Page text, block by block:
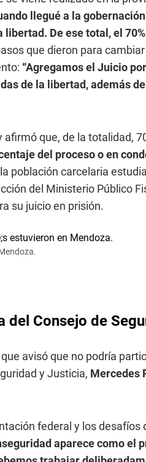
llegué a la
De ese total, el
que dieron para
“Agregamos el Juicio
de la libertad, además
que, de la totalidad,
del proceso o en
población carcelaria
del Ministerio Público
su juicio en prisión.
del Consejo de
avisó que no podría
y Justicia, Mercedes
federal y los desafíos
aparece como el